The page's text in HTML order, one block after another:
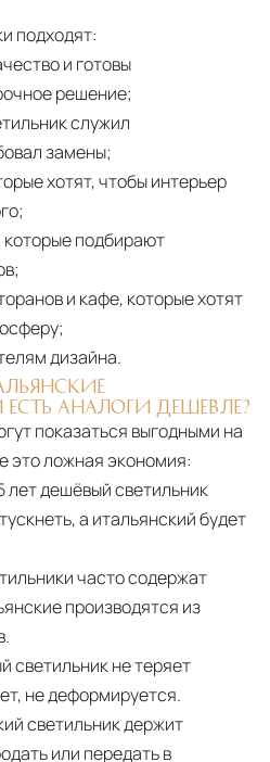
подходят:
и готовы
решение;
служил
замены;
хотят, чтобы интерьер
подбирают
и кафе, которые хотят
дизайна.
АНАЛОГИ ДЕШЕВЛЕ?
показаться выгодными на
это ложная экономия:
лет дешёвый светильник
а итальянский будет
часто содержат
производятся из
светильник не теряет
не деформируется.
светильник держит
или передать в